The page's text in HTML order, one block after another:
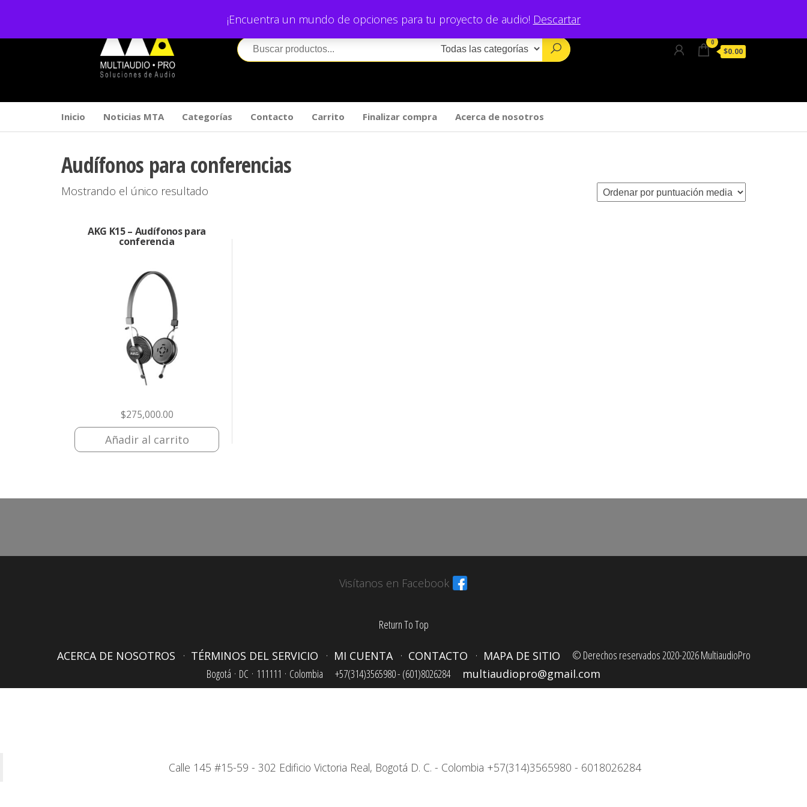
contenido
¡Encuentra un mundo de opciones para tu proyecto de audio! Descartar
0
$0.00
Inicio Noticias MTA Categorías Contacto Carrito Finalizar compra Acerca de nosotros
Audífonos para conferencias
Mostrando el único resultado
AKG K15 – Audífonos para
conferencia
$275,000.00
Añadir al carrito
Visítanos en Facebook
Return To Top
ACERCA DE NOSOTROS TÉRMINOS DEL SERVICIO MI CUENTA CONTACTO MAPA DE SITIO
© Derechos reservados 2020-2026 MultiaudioPro
Bogotá · DC · 111111 · Colombia +57(314)3565980 - (601)8026284 multiaudiopro@gmail.com
Calle 145 #15-59 - 302 Edificio Victoria Real, Bogotá D. C. - Colombia +57(314)3565980 - 6018026284